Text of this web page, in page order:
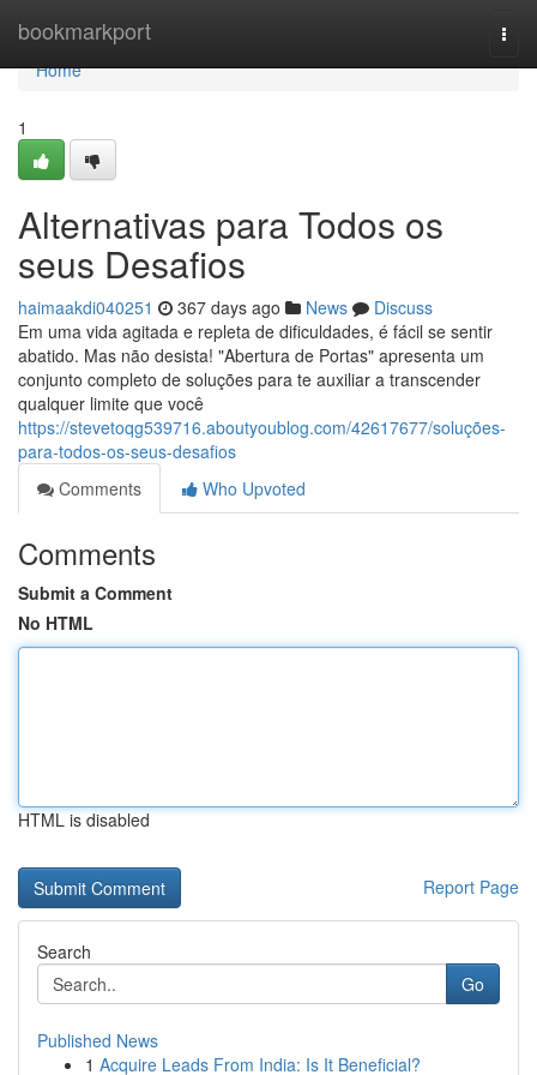
bookmarkport
Home
Home
1
Alternativas para Todos os
seus Desafios
haimaakdi040251 367 days ago News
Discuss
Em uma vida agitada e repleta de dificuldades, é fácil se sentir
abatido. Mas não desista! "Abertura de Portas" apresenta um
conjunto completo de soluções para te auxiliar a transcender
qualquer limite que você
https://stevetoqg539716.aboutyoublog.com/42617677/soluções-
para-todos-os-seus-desafios
Comments
Who Upvoted
Comments
Submit a Comment
No HTML
HTML is disabled
Report Page
Search
Go
Published News
1 Acquire Leads From India: Is It Beneficial?